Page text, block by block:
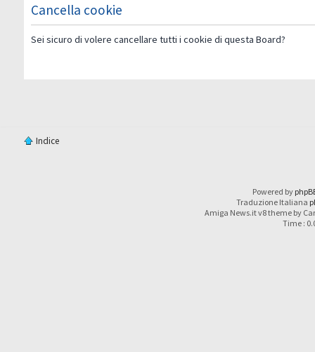
Cancella cookie
Sei sicuro di volere cancellare tutti i cookie di questa Board?
Indice
Powered by
Traduzione Italiana
Amiga News.it v8 theme by
Time :